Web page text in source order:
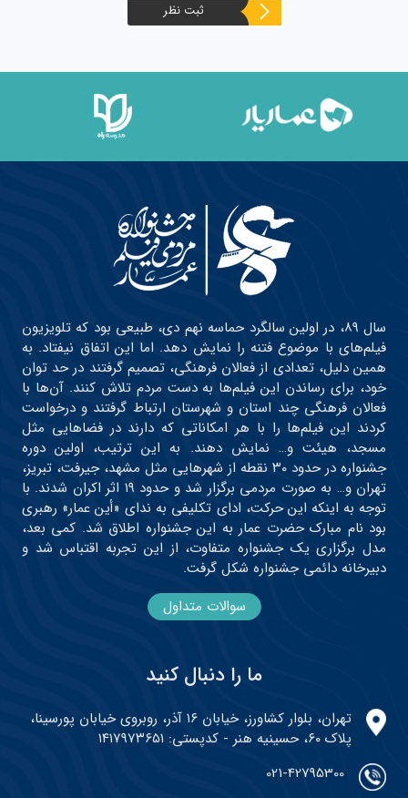
ثبت نظر
سال ۸۹، در اولین سالگرد حماسه نهم دی، طبیعی بود که تلویزیون
فیلم‌های با موضوع فتنه را نمایش دهد. اما این اتفاق نیفتاد. به
همین دلیل، تعدادی از فعالان فرهنگی، تصمیم گرفتند در حد توان
خود، برای رساندن این فیلم‌ها به دست مردم تلاش کنند. آن‌ها با
فعالان فرهنگی چند استان و شهرستان ارتباط گرفتند و درخواست
کردند این فیلم‌ها را با هر امکاناتی که دارند در فضاهایی مثل
مسجد، هیئت و… نمایش دهند. به این ترتیب، اولین دوره
جشنواره در حدود ۳۰ نقطه از شهرهایی مثل مشهد، جیرفت، تبریز،
تهران و… به صورت مردمی برگزار شد و حدود ۱۹ اثر اکران شدند. با
توجه به اینکه این حرکت، ادای تکلیفی به ندای «أین عمار» رهبری
بود نام مبارک حضرت عمار به این جشنواره اطلاق شد. کمی بعد،
مدل برگزاری یک جشنواره متفاوت، از این تجربه اقتباس شد و
دبیرخانه دائمی جشنواره شکل گرفت.
سوالات متداول
ما را دنبال کنید
تهران، بلوار کشاورز، خیابان ۱۶ آذر، روبروی خیابان پورسینا،
پلاک ۶۰، حسینیه هنر - کدپستی: ۱۴۱۷۹۷۳۶۵۱
021-42795300